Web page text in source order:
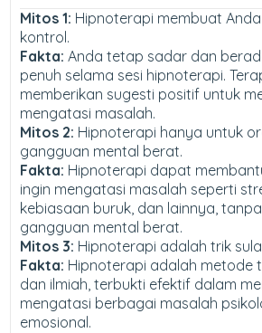
Mitos 1: Hipnoterapi membuat
kontrol.
Fakta: Anda tetap sadar dan
penuh selama sesi hipnoterapi.
memberikan sugesti positif untuk
mengatasi masalah.
Mitos 2: Hipnoterapi hanya untuk
gangguan mental berat.
Fakta: Hipnoterapi dapat
ingin mengatasi masalah seperti
kebiasaan buruk, dan lainnya,
gangguan mental berat.
Mitos 3: Hipnoterapi adalah trik
Fakta: Hipnoterapi adalah metode
dan ilmiah, terbukti efektif dalam
mengatasi berbagai masalah
emosional.